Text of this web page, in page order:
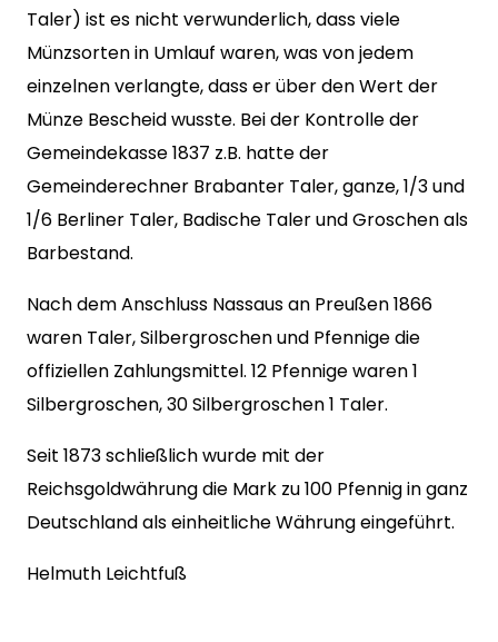
Taler) ist es nicht verwunderlich, dass viele
Münzsorten in Umlauf waren, was von jedem
einzelnen verlangte, dass er über den Wert der
Münze Bescheid wusste. Bei der Kontrolle der
Gemeindekasse 1837 z.B. hatte der
Gemeinderechner Brabanter Taler, ganze, 1/3 und
1/6 Berliner Taler, Badische Taler und Groschen als
Barbestand.
Nach dem Anschluss Nassaus an Preußen 1866
waren Taler, Silbergroschen und Pfennige die
offiziellen Zahlungsmittel. 12 Pfennige waren 1
Silbergroschen, 30 Silbergroschen 1 Taler.
Seit 1873 schließlich wurde mit der
Reichsgoldwährung die Mark zu 100 Pfennig in ganz
Deutschland als einheitliche Währung eingeführt.
Helmuth Leichtfuß